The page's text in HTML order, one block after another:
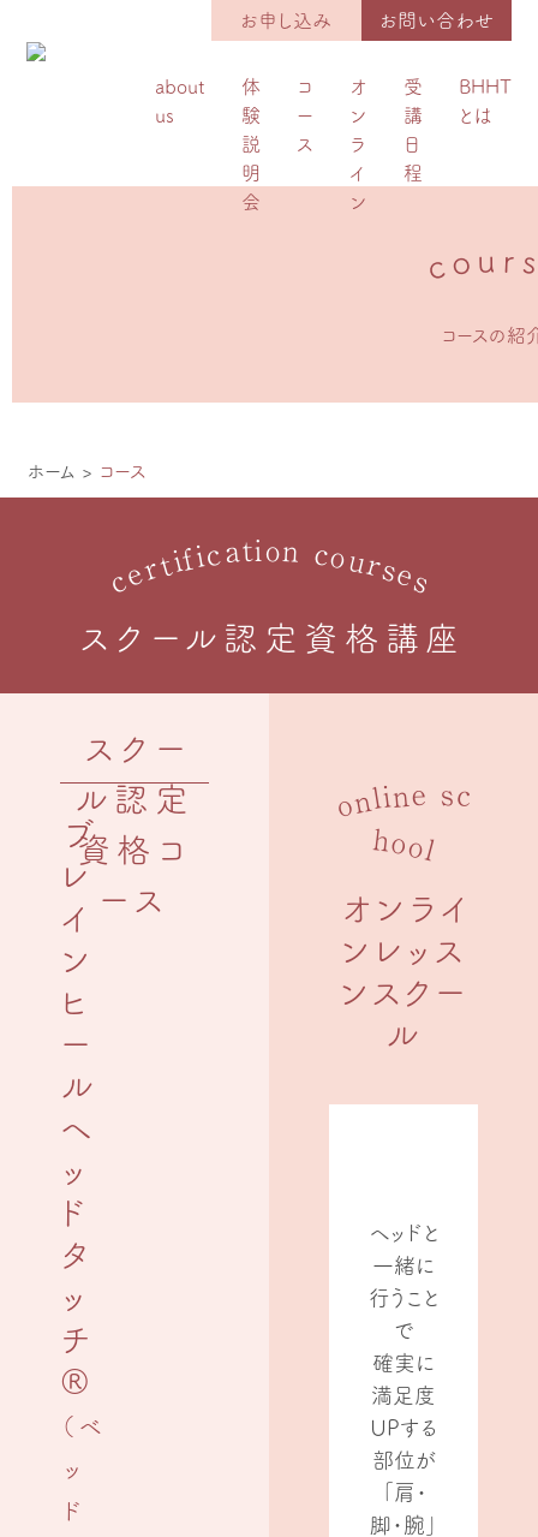
about
us
体
験
説
明
会
コ
ー
ス
オ
ン
ラ
イ
ン
受
講
日
程
BHHT
とは
お申し込み お問い合わせ
c o u r
コースの紹
ホーム > コース
c
ertification course
s
スクール認定資格講座
スクー
ル認定
資格コ
ース
ブ
レ
イ
ン
ヒ
ー
ル
ヘ
ッ
ド
タ
ッ
チ
®
（ベ
ッ
ド
online sc
hool
オンライ
ンレッス
ンスクー
ル
ヘッドと
一緒に
行うこと
で
確実に
満足度
UPする
部位が
「肩・
脚・腕」